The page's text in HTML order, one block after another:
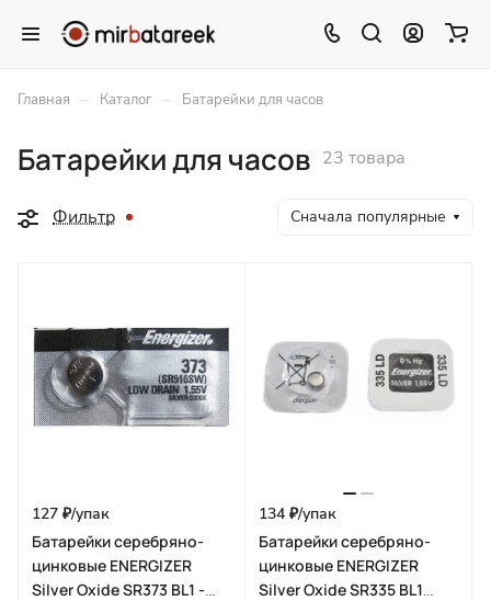
Главная – Каталог – Батарейки для часов
Батарейки для часов 23 товара
Фильтр Сначала популярные
127 ₽/упак
Батарейки серебряно-
цинковые ENERGIZER
Silver Oxide SR373 BL1 -
134 ₽/упак
Батарейки серебряно-
цинковые ENERGIZER
Silver Oxide SR335 BL1